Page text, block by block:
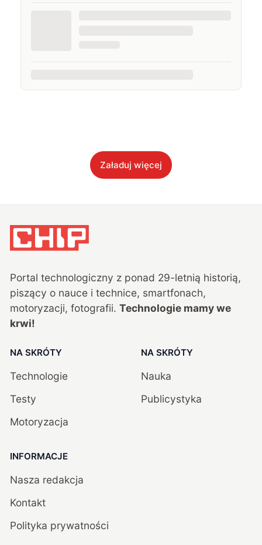
Załaduj więcej
Portal technologiczny z ponad 29-letnią historią,
piszący o nauce i technice, smartfonach,
motoryzacji, fotografii. Technologie mamy we
krwi!
NA SKRÓTY
Technologie
Testy
Motoryzacja
NA SKRÓTY
Nauka
Publicystyka
INFORMACJE
Nasza redakcja
Kontakt
Polityka prywatności